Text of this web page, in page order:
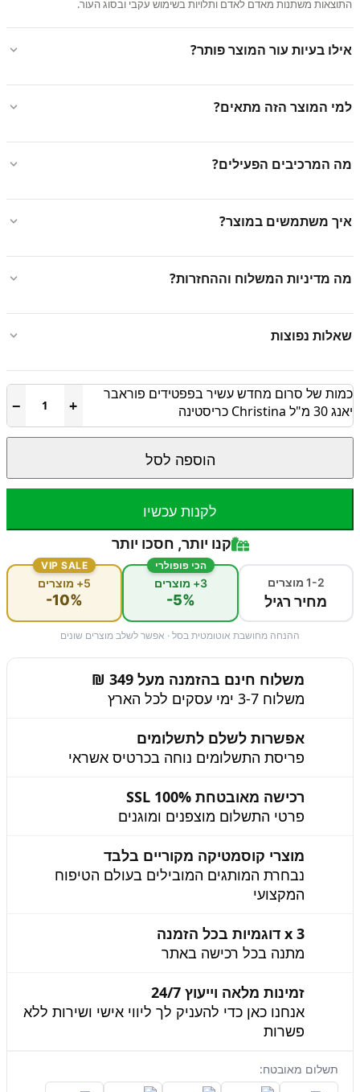
התוצאות משתנות מאדם לאדם ותלויות בשימוש עקבי ובסוג העור.
אילו בעיות עור המוצר פותר?
למי המוצר הזה מתאים?
מה המרכיבים הפעילים?
איך משתמשים במוצר?
מה מדיניות המשלוח וההחזרות?
שאלות נפוצות
כמות של סרום מחדש עשיר בפפטידים פוראבר
יאנג 30 מ"ל Christina כריסטינה
+
−
הוספה לסל
לקנות עכשיו
קנו יותר, חסכו יותר
1-2 מוצרים
מחיר רגיל
הכי פופולרי
3+ מוצרים
-5%
VIP SALE
5+ מוצרים
-10%
ההנחה מחושבת אוטומטית בסל · אפשר לשלב מוצרים שונים
משלוח חינם בהזמנה מעל 349 ₪
משלוח 3-7 ימי עסקים לכל הארץ
אפשרות לשלם לתשלומים
פריסת התשלומים נוחה בכרטיס אשראי
רכישה מאובטחת 100% SSL
פרטי התשלום מוצפנים ומוגנים
מוצרי קוסמטיקה מקוריים בלבד
נבחרת המותגים המובילים בעולם הטיפוח
המקצועי
3 x דוגמיות בכל הזמנה
מתנה בכל רכישה באתר
זמינות מלאה וייעוץ 24/7
אנחנו כאן כדי להעניק לך ליווי אישי ושירות ללא
פשרות
תשלום מאובטח: